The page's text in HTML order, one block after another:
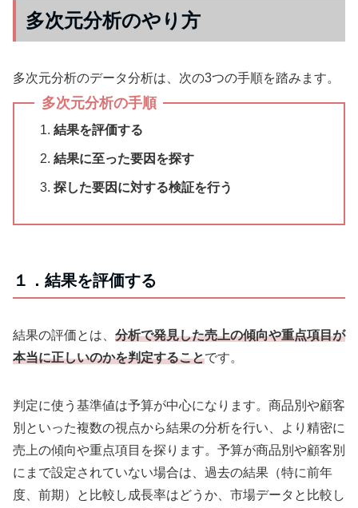
多次元分析のやり方
多次元分析のデータ分析は、次の3つの手順を踏みます。
多次元分析の手順
結果を評価する
結果に至った要因を探す
探した要因に対する検証を行う
１．結果を評価する
結果の評価とは、 分析で発見した売上の傾向や重点項目が
本当に正しいのかを判定することです。
判定に使う基準値は予算が中心になります。商品別や顧客
別といった複数の視点から結果の分析を行い、より精密に
売上の傾向や重点項目を探ります。予算が商品別や顧客別
にまで設定されていない場合は、過去の結果（特に前年
度、前期）と比較し成長率はどうか、市場データと比較し